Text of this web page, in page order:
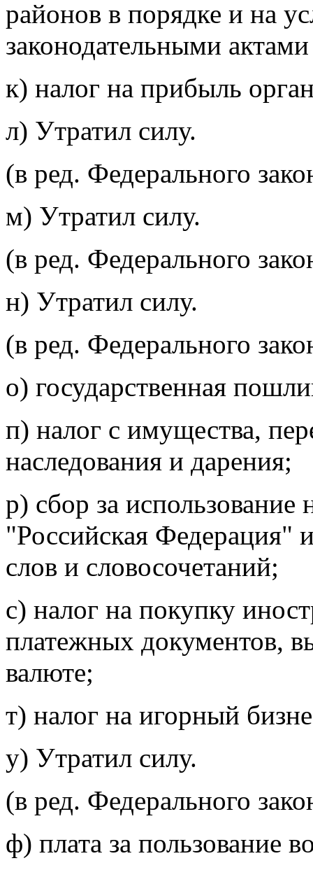
районов в порядке и на
законодательными
к) налог на прибыль
л) Утратил силу.
(в ред. Федерального
м) Утратил силу.
(в ред. Федерального
н) Утратил силу.
(в ред. Федерального
о) государственная
п) налог с имущества,
наследования и дарения;
р) сбор за
"Российская Федерация"
слов и словосочетаний;
с) налог на покупку
платежных документов,
валюте;
т) налог на игорный
у) Утратил силу.
(в ред. Федерального
ф) плата за пользование